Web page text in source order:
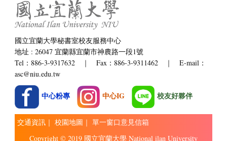
國立宜蘭大學秘書室校友服務中心
地址 : 26047 宜蘭縣宜蘭市神農路一段1號
Tel：886-3-9317632 ｜ Fax：886-3-9311462 ｜ E-mail：
asc@niu.edu.tw
中心粉專 中心IG 校友好夥伴
交通資訊 ｜ 校園地圖 ｜ 單一窗口意見信箱
Copyright © 2019 國立宜蘭大學 National ilan University